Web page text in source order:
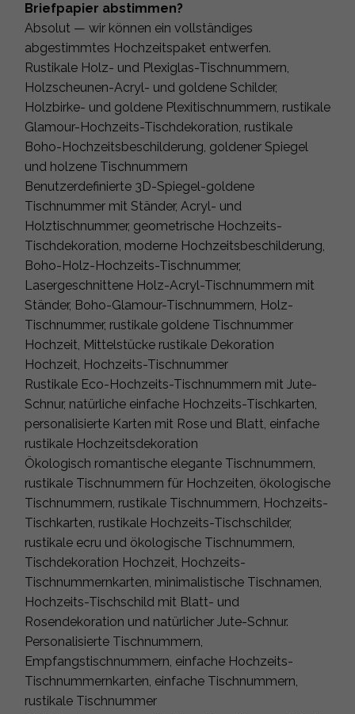
Briefpapier abstimmen?
Absolut — wir können ein vollständiges
abgestimmtes Hochzeitspaket entwerfen.
Rustikale Holz- und Plexiglas-Tischnummern,
Holzscheunen-Acryl- und goldene Schilder,
Holzbirke- und goldene Plexitischnummern, rustikale
Glamour-Hochzeits-Tischdekoration, rustikale
Boho-Hochzeitsbeschilderung, goldener Spiegel
und holzene Tischnummern
Benutzerdefinierte 3D-Spiegel-goldene
Tischnummer mit Ständer, Acryl- und
Holztischnummer, geometrische Hochzeits-
Tischdekoration, moderne Hochzeitsbeschilderung,
Boho-Holz-Hochzeits-Tischnummer,
Lasergeschnittene Holz-Acryl-Tischnummern mit
Ständer, Boho-Glamour-Tischnummern, Holz-
Tischnummer, rustikale goldene Tischnummer
Hochzeit, Mittelstücke rustikale Dekoration
Hochzeit, Hochzeits-Tischnummer
Rustikale Eco-Hochzeits-Tischnummern mit Jute-
Schnur, natürliche einfache Hochzeits-Tischkarten,
personalisierte Karten mit Rose und Blatt, einfache
rustikale Hochzeitsdekoration
Ökologisch romantische elegante Tischnummern,
rustikale Tischnummern für Hochzeiten, ökologische
Tischnummern, rustikale Tischnummern, Hochzeits-
Tischkarten, rustikale Hochzeits-Tischschilder,
rustikale ecru und ökologische Tischnummern,
Tischdekoration Hochzeit, Hochzeits-
Tischnummernkarten, minimalistische Tischnamen,
Hochzeits-Tischschild mit Blatt- und
Rosendekoration und natürlicher Jute-Schnur.
Personalisierte Tischnummern,
Empfangstischnummern, einfache Hochzeits-
Tischnummernkarten, einfache Tischnummern,
rustikale Tischnummer